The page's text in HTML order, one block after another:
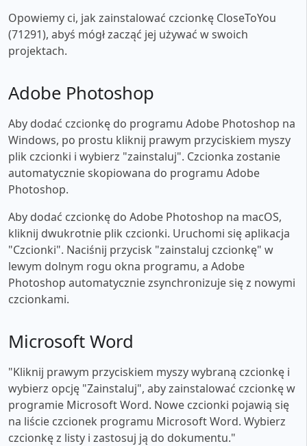
Opowiemy ci, jak zainstalować czcionkę CloseToYou
(71291), abyś mógł zacząć jej używać w swoich
projektach.
Adobe Photoshop
Aby dodać czcionkę do programu Adobe Photoshop na
Windows, po prostu kliknij prawym przyciskiem myszy
plik czcionki i wybierz "zainstaluj". Czcionka zostanie
automatycznie skopiowana do programu Adobe
Photoshop.
Aby dodać czcionkę do Adobe Photoshop na macOS,
kliknij dwukrotnie plik czcionki. Uruchomi się aplikacja
"Czcionki". Naciśnij przycisk "zainstaluj czcionkę" w
lewym dolnym rogu okna programu, a Adobe
Photoshop automatycznie zsynchronizuje się z nowymi
czcionkami.
Microsoft Word
"Kliknij prawym przyciskiem myszy wybraną czcionkę i
wybierz opcję "Zainstaluj", aby zainstalować czcionkę w
programie Microsoft Word. Nowe czcionki pojawią się
na liście czcionek programu Microsoft Word. Wybierz
czcionkę z listy i zastosuj ją do dokumentu."